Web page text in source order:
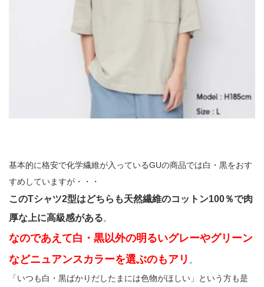
基本的に格安で化学繊維が入っているGUの商品では白・黒をおす
すめしていますが・・・
このTシャツ2型はどちらも天然繊維のコットン100％で肉
厚な上に高級感がある。
なのであえて白・黒以外の明るいグレーやグリーン
などニュアンスカラーを選ぶのもアリ 。
「いつも白・黒ばかりだしたまには色物がほしい」という方も是